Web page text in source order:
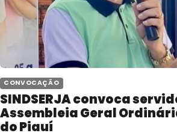
CONVOCAÇÃO
SINDSERJA convoca
Assembleia Geral
do Piauí